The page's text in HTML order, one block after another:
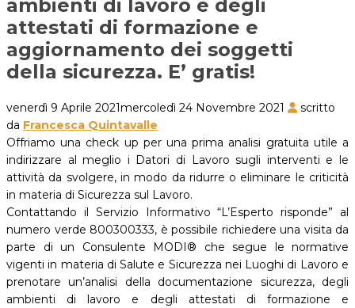
ambienti di lavoro e degli
attestati di formazione e
aggiornamento dei soggetti
della sicurezza. E’ gratis!
venerdì 9 Aprile 2021mercoledì 24 Novembre 2021
scritto
da Francesca Quintavalle
Offriamo una check up per una prima analisi gratuita utile a
indirizzare al meglio i Datori di Lavoro sugli interventi e le
attività da svolgere, in modo da ridurre o eliminare le criticità
in materia di Sicurezza sul Lavoro.
Contattando il Servizio Informativo “L’Esperto risponde” al
numero verde 800300333, è possibile richiedere una visita da
parte di un Consulente MODI® che segue le normative
vigenti in materia di Salute e Sicurezza nei Luoghi di Lavoro e
prenotare un’analisi della documentazione sicurezza, degli
ambienti di lavoro e degli attestati di formazione e